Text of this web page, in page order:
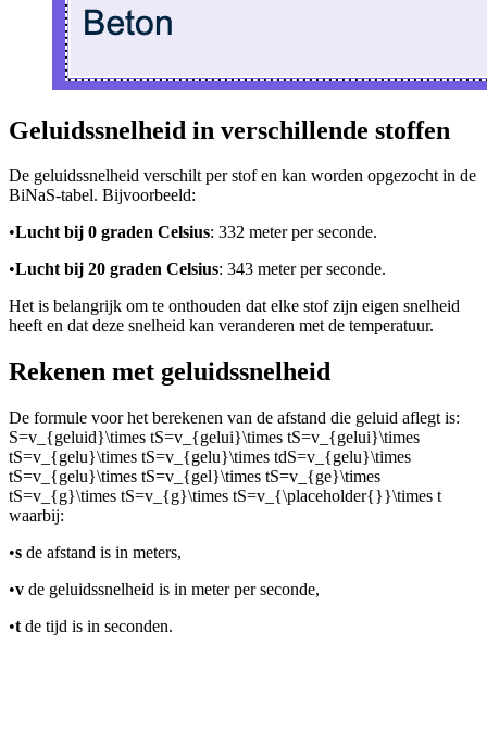
Geluidssnelheid in verschillende stoffen
De geluidssnelheid verschilt per stof en kan worden opgezocht in de
BiNaS-tabel. Bijvoorbeeld:
•Lucht bij 0 graden Celsius: 332 meter per seconde.
•Lucht bij 20 graden Celsius: 343 meter per seconde.
Het is belangrijk om te onthouden dat elke stof zijn eigen snelheid
heeft en dat deze snelheid kan veranderen met de temperatuur.
Rekenen met geluidssnelheid
De formule voor het berekenen van de afstand die geluid aflegt is:
S=v_{geluid}\times tS=v_{gelui}\times tS=v_{gelui}\times
tS=v_{gelu}\times tS=v_{gelu}\times tdS=v_{gelu}\times
tS=v_{gelu}\times tS=v_{gel}\times tS=v_{ge}\times
tS=v_{g}\times tS=v_{g}\times tS=v_{\placeholder{}}\times t
waarbij:
•s de afstand is in meters,
•v de geluidssnelheid is in meter per seconde,
•t de tijd is in seconden.